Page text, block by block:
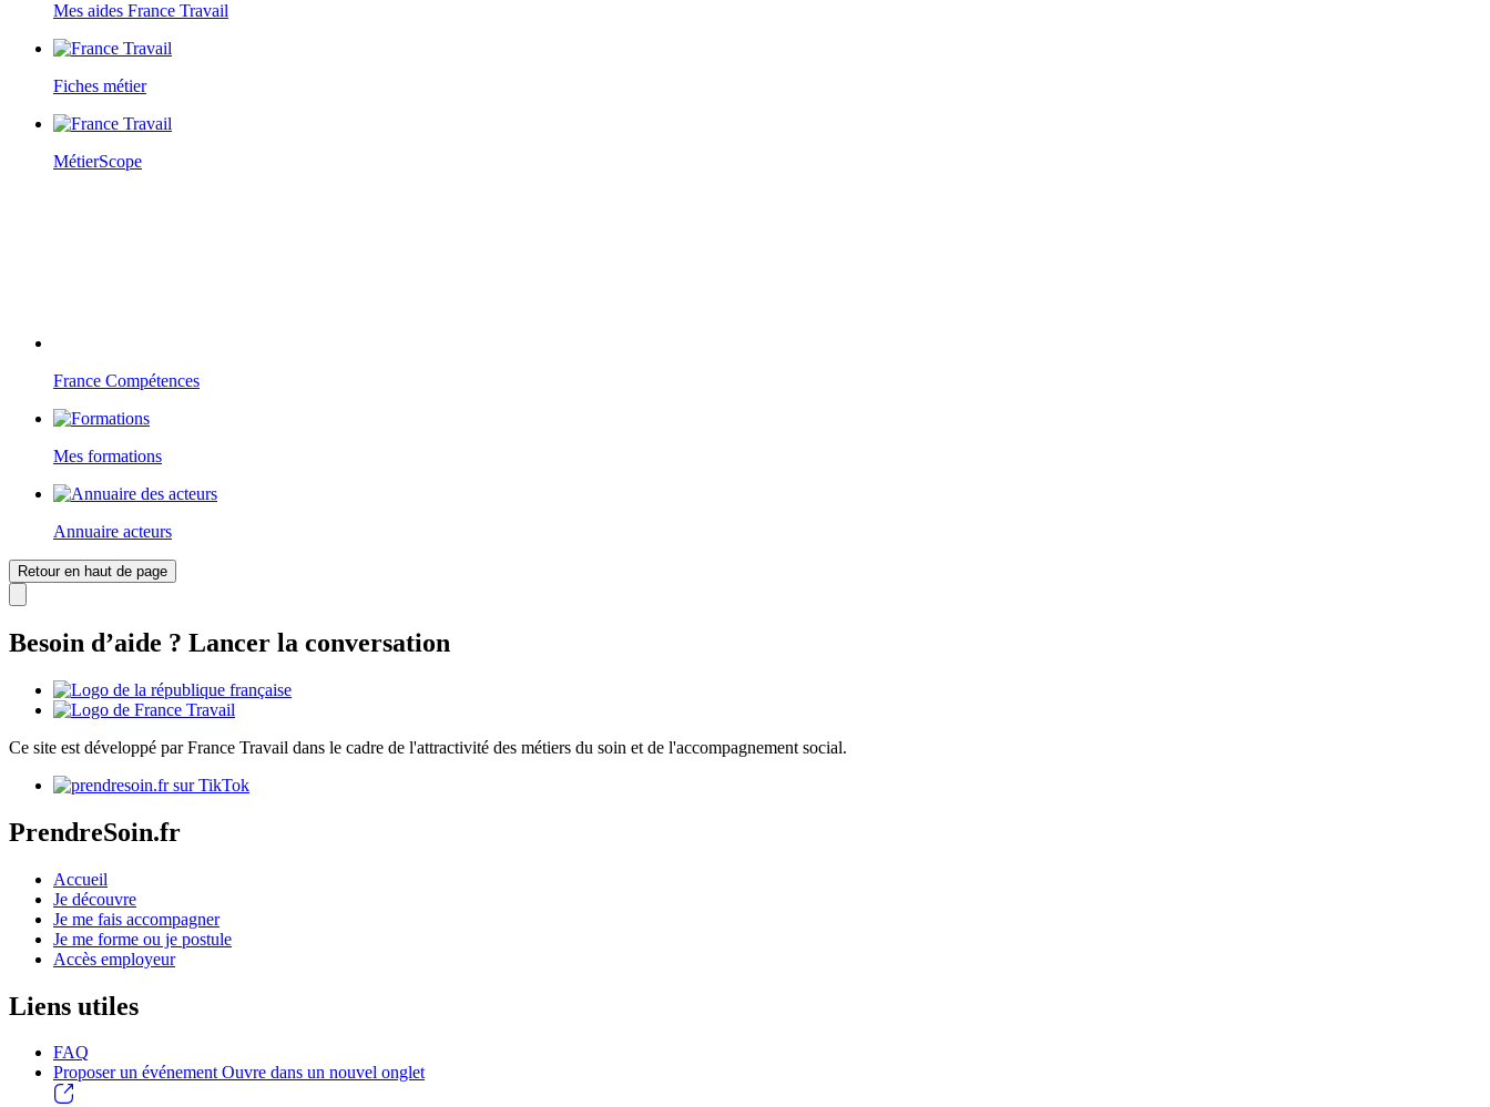
Mes aides France Travail
Fiches métier
MétierScope
France Compétences
Mes formations
Annuaire acteurs
Retour en haut de page
Besoin d’aide ? Lancer la conversation
Ce site est développé par France Travail dans le cadre de l'attractivité des métiers du soin et de l'accompagnement social.
PrendreSoin.fr
Accueil
Je découvre
Je me fais accompagner
Je me forme ou je postule
Accès employeur
Liens utiles
FAQ
Proposer un événementOuvre dans un nouvel onglet